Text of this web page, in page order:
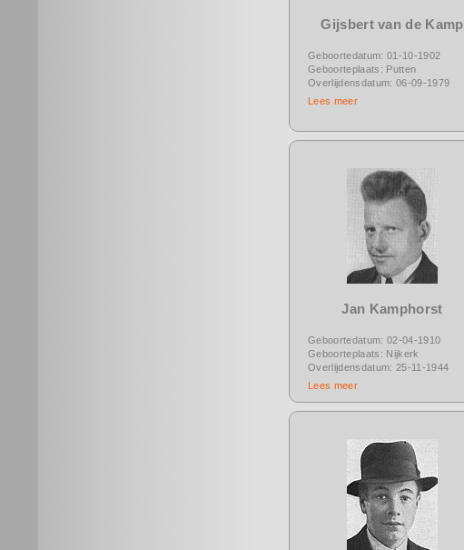
Gijsbert van de Kamp
Geboortedatum: 01-10-1902
Geboorteplaats: Putten
Overlijdensdatum: 06-09-1979
Lees meer
Jan Kamphorst
Geboortedatum: 02-04-1910
Geboorteplaats: Nijkerk
Overlijdensdatum: 25-11-1944
Lees meer